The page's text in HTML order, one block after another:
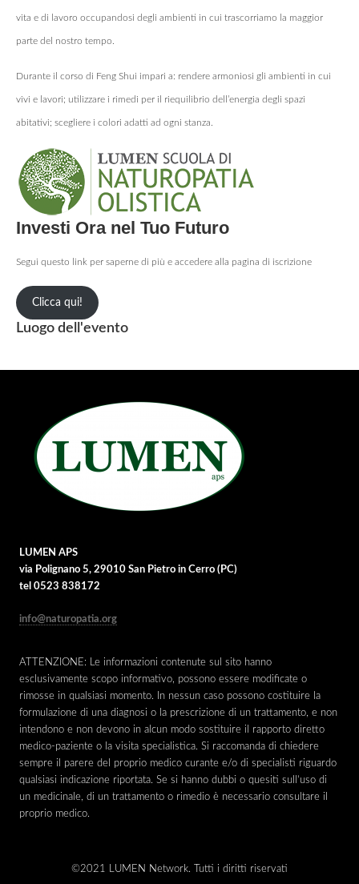
vita e di lavoro occupandosi degli ambienti in cui trascorriamo la maggior
parte del nostro tempo.
Durante il corso di Feng Shui impari a: rendere armoniosi gli ambienti in cui
vivi e lavori; utilizzare i rimedi per il riequilibrio dell’energia degli spazi
abitativi; scegliere i colori adatti ad ogni stanza.
Investi Ora nel Tuo Futuro
Segui questo link per saperne di più e accedere alla pagina di iscrizione
Clicca qui!
Luogo dell'evento
LUMEN APS
via Polignano 5, 29010 San Pietro in Cerro (PC)
tel 0523 838172
info@naturopatia.org
ATTENZIONE: Le informazioni contenute sul sito hanno
esclusivamente scopo informativo, possono essere modificate o
rimosse in qualsiasi momento. In nessun caso possono costituire la
formulazione di una diagnosi o la prescrizione di un trattamento, e non
intendono e non devono in alcun modo sostituire il rapporto diretto
medico-paziente o la visita specialistica. Si raccomanda di chiedere
sempre il parere del proprio medico curante e/o di specialisti riguardo
qualsiasi indicazione riportata. Se si hanno dubbi o quesiti sull’uso di
un medicinale, di un trattamento o rimedio è necessario consultare il
proprio medico.
©2021 LUMEN Network. Tutti i diritti riservati